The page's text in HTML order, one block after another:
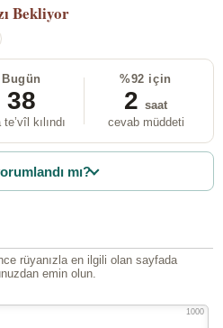
Bekliyor
Bugün
38
kılındı
%92 için
2 saat
cevab müddeti
mı?
rüyanızla en ilgili olan sayfada
emin olun.
1000